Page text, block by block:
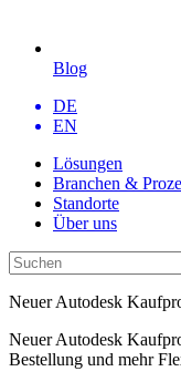
Blog
DE
EN
Lösungen
Branchen &
Standorte
Über uns
Neuer Autodesk
Neuer Autodesk
Bestellung und mehr